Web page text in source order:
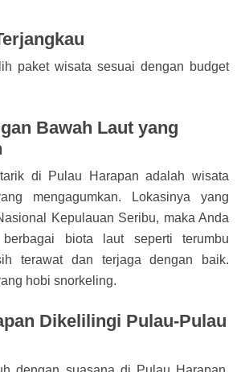
paket wisata sesuai dengan budget
Bawah Laut yang
di Pulau Harapan adalah wisata
mengagumkan. Lokasinya yang
Kepulauan Seribu, maka Anda
biota laut seperti terumbu
terawat dan terjaga dengan baik.
hobi snorkeling.
Dikelilingi Pulau-Pulau